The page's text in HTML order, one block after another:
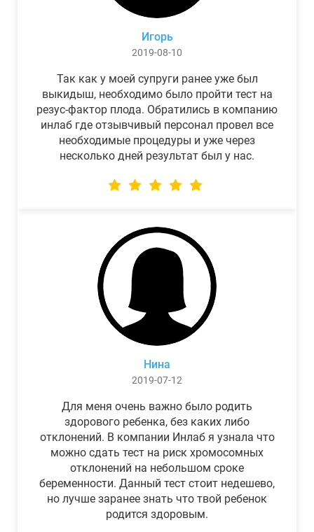
Игорь
2019-08-10
Так как у моей супруги ранее уже был
выкидыш, необходимо было пройти тест на
резус-фактор плода. Обратились в компанию
инлаб где отзывчивый персонал провел все
необходимые процедуры и уже через
несколько дней результат был у нас.
Нина
2019-07-12
Для меня очень важно было родить
здорового ребенка, без каких либо
отклонений. В компании Инлаб я узнала что
можно сдать тест на риск хромосомных
отклонений на небольшом сроке
беременности. Данный тест стоит недешево,
но лучше заранее знать что твой ребенок
родится здоровым.